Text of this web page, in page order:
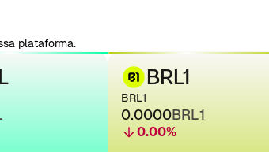
plataforma.
BRL1
BRL1
0.0000BRL1
0.00%